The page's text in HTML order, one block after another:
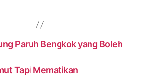
Paruh Bengkok yang Boleh
Tapi Mematikan